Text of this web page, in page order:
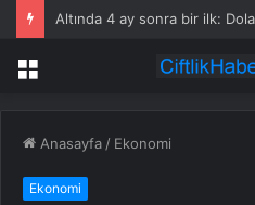
Menü
Anasayfa / Ekonomi
Ekonomi